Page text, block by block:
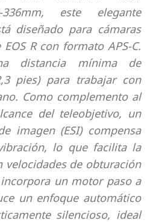
este elegante
diseñado para cámaras
R con formato APS-C.
distancia mínima de
pies) para trabajar con
Como complemento al
del teleobjetivo, un
imagen (ESI) compensa
lo que facilita la
velocidades de obturación
un motor paso a
un enfoque automático
silencioso, ideal